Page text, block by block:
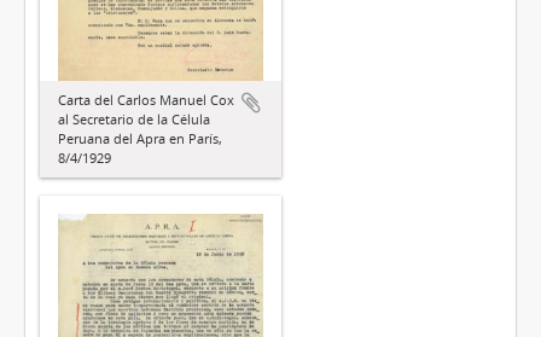
Carta del Carlos Manuel Cox
al Secretario de la Célula
Peruana del Apra en París,
8/4/1929